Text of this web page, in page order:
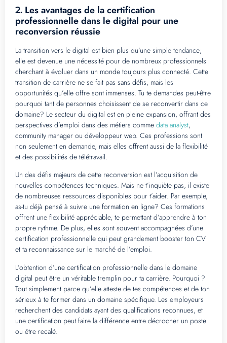
2. Les avantages de la certification
professionnelle dans le digital pour une
reconversion réussie
La transition vers le digital est bien plus qu’une simple tendance;
elle est devenue une nécessité pour de nombreux professionnels
cherchant à évoluer dans un monde toujours plus connecté. Cette
transition de carrière ne se fait pas sans défis, mais les
opportunités qu’elle offre sont immenses. Tu te demandes peut-être
pourquoi tant de personnes choisissent de se reconvertir dans ce
domaine? Le secteur du digital est en pleine expansion, offrant des
perspectives d’emploi dans des métiers comme data analyst,
community manager ou développeur web. Ces professions sont
non seulement en demande, mais elles offrent aussi de la flexibilité
et des possibilités de télétravail.
Un des défis majeurs de cette reconversion est l’acquisition de
nouvelles compétences techniques. Mais ne t’inquiète pas, il existe
de nombreuses ressources disponibles pour t’aider. Par exemple,
as-tu déjà pensé à suivre une formation en ligne? Ces formations
offrent une flexibilité appréciable, te permettant d’apprendre à ton
propre rythme. De plus, elles sont souvent accompagnées d’une
certification professionnelle qui peut grandement booster ton CV
et ta reconnaissance sur le marché de l’emploi.
L’obtention d’une certification professionnelle dans le domaine
digital peut être un véritable tremplin pour ta carrière. Pourquoi ?
Tout simplement parce qu’elle atteste de tes compétences et de ton
sérieux à te former dans un domaine spécifique. Les employeurs
recherchent des candidats ayant des qualifications reconnues, et
une certification peut faire la différence entre décrocher un poste
ou être recalé.